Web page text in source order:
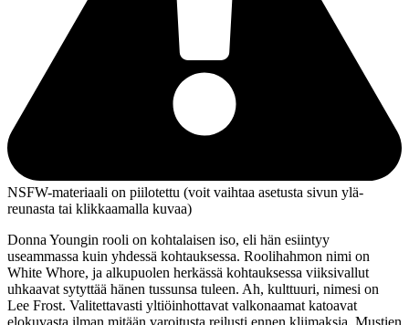
NSFW-materiaali on piilotettu (voit vaihtaa asetusta sivun ylä­
reunasta tai klikkaamalla kuvaa)
Donna Youngin rooli on kohtalaisen iso, eli hän esiintyy
useammassa kuin yhdessä kohtauksessa. Roolihahmon nimi on
White Whore, ja alkupuolen herkässä kohtauksessa viiksivallut
uhkaavat sytyttää hänen tussunsa tuleen. Ah, kulttuuri, nimesi on
Lee Frost. Valitettavasti yltiöinhottavat valkonaamat katoavat
elokuvasta ilman mitään varoitusta reilusti ennen kliimaksia. Mustien